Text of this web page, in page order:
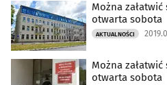
Można
otwarta sobota
AKTUALNOŚCI
Można
otwarta sobota